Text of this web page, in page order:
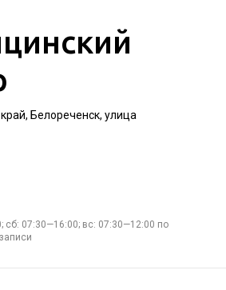
Белореченск, улица
сб: 07:30—16:00; вс: 07:30—12:00 по